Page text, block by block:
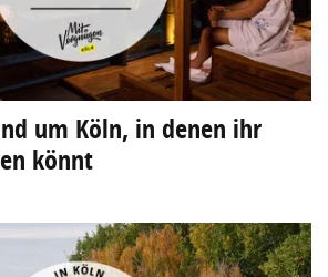
um Köln, in denen ihr
könnt